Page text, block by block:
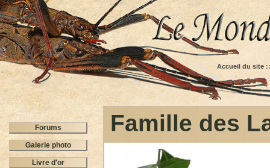
Accueil du site
Forums
Galerie photo
Livre d'or
Famille des